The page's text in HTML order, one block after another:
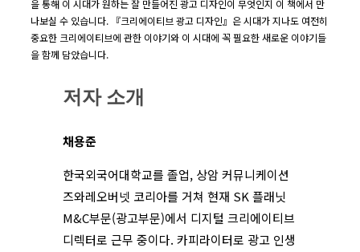
을 통해 이 시대가 원하는 잘 만들어진 광고 디자인이 무엇인지 이 책에서 만
나보실 수 있습니다. 『크리에이티브 광고 디자인』은 시대가 지나도 여전히
중요한 크리에이티브에 관한 이야기와 이 시대에 꼭 필요한 새로운 이야기들
을 함께 담았습니다.
저자 소개
채용준
한국외국어대학교를 졸업, 상암 커뮤니케이션
즈와레오버넷 코리아를 거쳐 현재 SK 플래닛
M&C부문(광고부문)에서 디지털 크리에이티브
디렉터로 근무 중이다. 카피라이터로 광고 인생